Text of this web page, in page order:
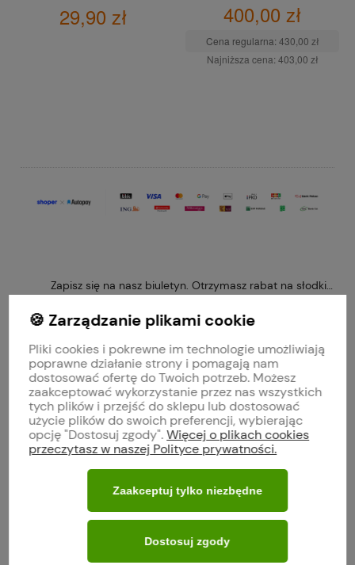
29,90 zł 400,00 zł
Cena regularna: 430,00 zł
Najniższa cena: 403,00 zł
Zapisz się na nasz biuletyn. Otrzymasz rabat na słodkie
polityce prywatności
Obserwuj nas na
MOJE KONTO
🍪 Zarządzanie plikami cookie
Pliki cookies i pokrewne im technologie umożliwiają
poprawne działanie strony i pomagają nam
dostosować ofertę do Twoich potrzeb. Możesz
zaakceptować wykorzystanie przez nas wszystkich
tych plików i przejść do sklepu lub dostosować
użycie plików do swoich preferencji, wybierając
opcję "Dostosuj zgody". Więcej o plikach cookies
przeczytasz w naszej Polityce prywatności.
Zaakceptuj tylko niezbędne
Dostosuj zgody